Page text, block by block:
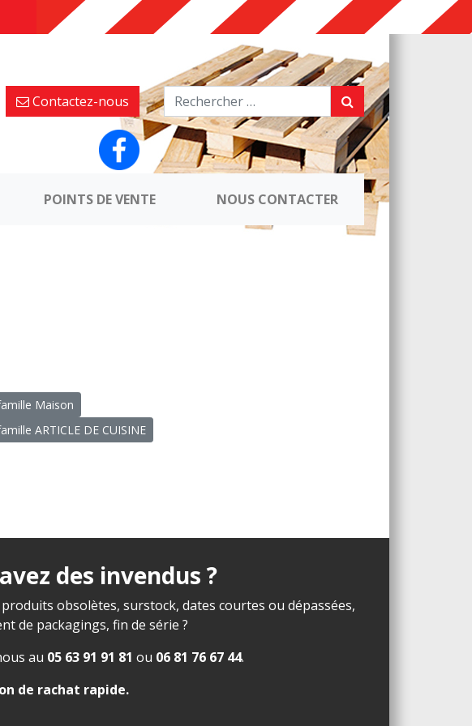
Contactez-nous
POINTS DE VENTE NOUS CONTACTER
Maison
ARTICLE DE CUISINE
des invendus ?
obsolètes, surstock, dates courtes ou dépassées,
de packagings, fin de série ?
au 05 63 91 91 81 ou 06 81 76 67 44.
de rachat rapide.